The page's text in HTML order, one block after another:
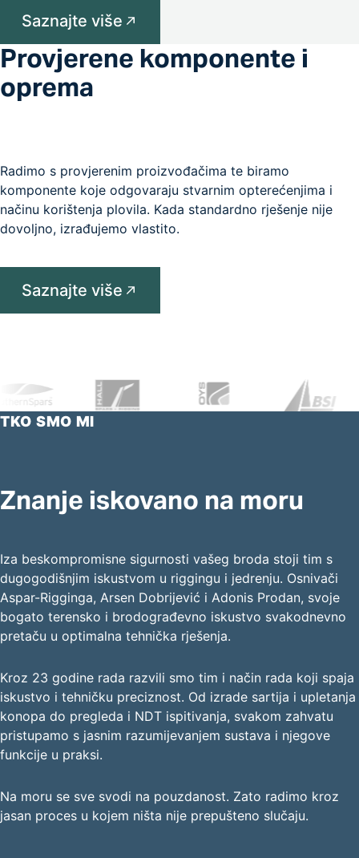
Saznajte više
Provjerene komponente i
oprema
Radimo s provjerenim proizvođačima te biramo
komponente koje odgovaraju stvarnim opterećenjima i
načinu korištenja plovila. Kada standardno rješenje nije
dovoljno, izrađujemo vlastito.
Saznajte više
TKO SMO MI
Znanje iskovano na moru
Iza beskompromisne sigurnosti vašeg broda stoji tim s
dugogodišnjim iskustvom u riggingu i jedrenju. Osnivači
Aspar-Rigginga, Arsen Dobrijević i Adonis Prodan, svoje
bogato terensko i brodograđevno iskustvo svakodnevno
pretaču u optimalna tehnička rješenja.
Kroz 23 godine rada razvili smo tim i način rada koji spaja
iskustvo i tehničku preciznost. Od izrade sartija i upletanja
konopa do pregleda i NDT ispitivanja, svakom zahvatu
pristupamo s jasnim razumijevanjem sustava i njegove
funkcije u praksi.
Na moru se sve svodi na pouzdanost. Zato radimo kroz
jasan proces u kojem ništa nije prepušteno slučaju.